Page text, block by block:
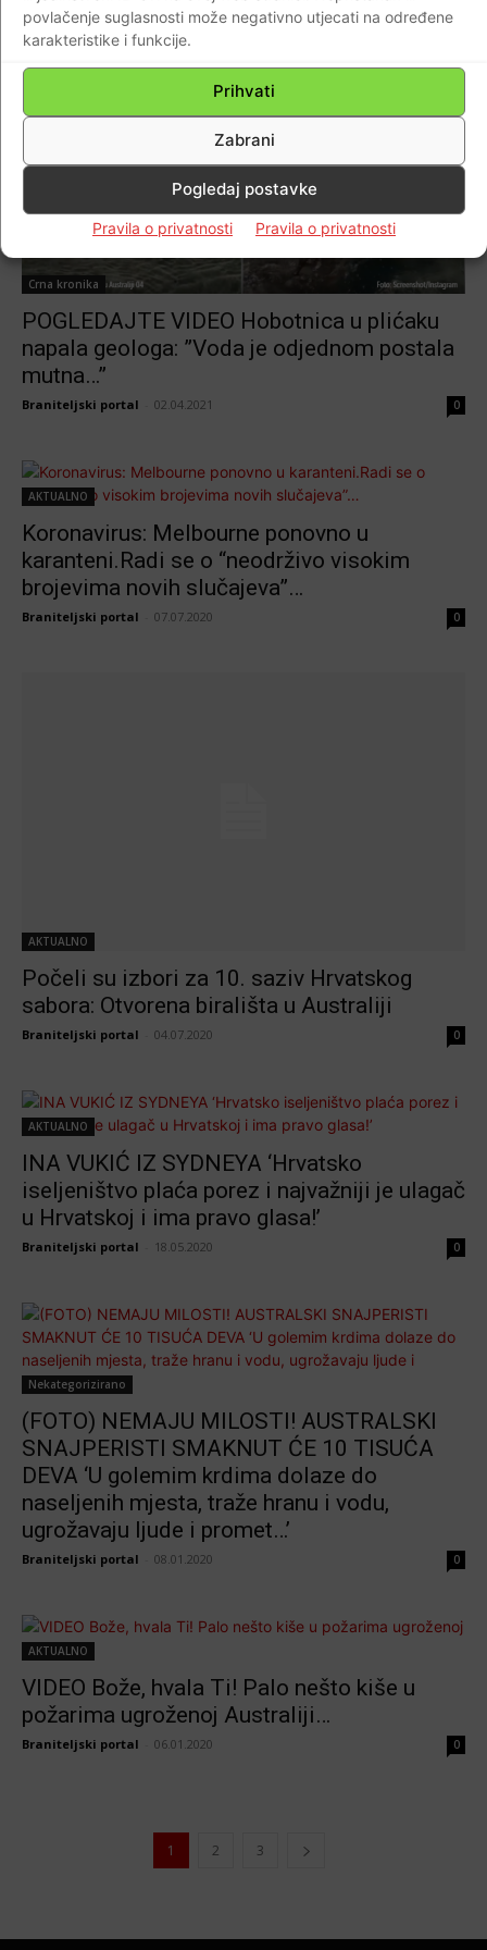
povlačenje suglasnosti može negativno utjecati na određene
karakteristike i funkcije.
Prihvati
Zabrani
Pogledaj postavke
Pravila o privatnosti Pravila o privatnosti
Crna kronika
POGLEDAJTE VIDEO Hobotnica u plićaku
napala geologa: ”Voda je odjednom postala
mutna…”
Braniteljski portal 02.04.2021 0
AKTUALNO
Koronavirus: Melbourne ponovno u
karanteni.Radi se o “neodrživo visokim
brojevima novih slučajeva”…
Braniteljski portal 07.07.2020 0
AKTUALNO
Počeli su izbori za 10. saziv Hrvatskog
sabora: Otvorena birališta u Australiji
Braniteljski portal 04.07.2020 0
AKTUALNO
INA VUKIĆ IZ SYDNEYA ‘Hrvatsko
iseljeništvo plaća porez i najvažniji je ulagač
u Hrvatskoj i ima pravo glasa!’
Braniteljski portal 18.05.2020 0
Nekategorizirano
(FOTO) NEMAJU MILOSTI! AUSTRALSKI
SNAJPERISTI SMAKNUT ĆE 10 TISUĆA
DEVA ‘U golemim krdima dolaze do
naseljenih mjesta, traže hranu i vodu,
ugrožavaju ljude i promet…’
Braniteljski portal 08.01.2020 0
AKTUALNO
VIDEO Bože, hvala Ti! Palo nešto kiše u
požarima ugroženoj Australiji…
Braniteljski portal 06.01.2020 0
1 2 3